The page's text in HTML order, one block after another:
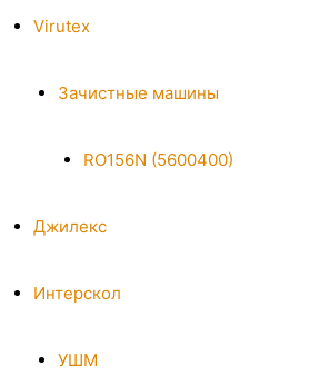
Virutex
Зачистные машины
RO156N (5600400)
Джилекс
Интерскол
УШМ